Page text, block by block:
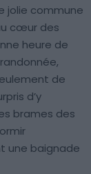
jolie commune
cœur des
heure de
de
d’y
brames des
une baignade